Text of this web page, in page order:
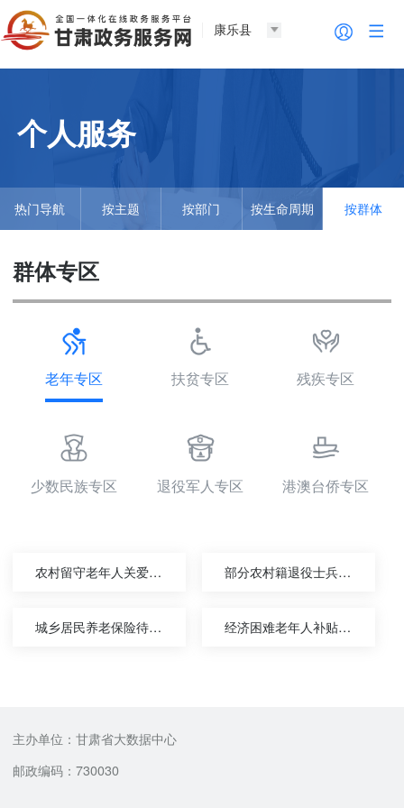
康乐县
个人服务
热门导航 按主题 按部门 按生命周期 按群体
群体专区
老年专区 扶贫专区 残疾专区
少数民族专区 退役军人专区 港澳台侨专区
农村留守老年人关爱服务 部分农村籍退役士兵老年生活补助金的给付
城乡居民养老保险待遇申领 经济困难老年人补贴给付
主办单位：甘肃省大数据中心
邮政编码：730030